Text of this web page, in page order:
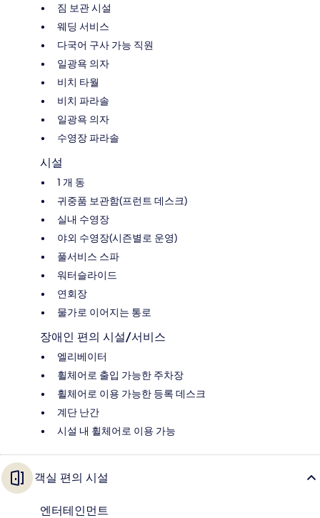
짐 보관 시설
웨딩 서비스
다국어 구사 가능 직원
일광욕 의자
비치 타월
비치 파라솔
일광욕 의자
수영장 파라솔
시설
1 개 동
귀중품 보관함(프런트 데스크)
실내 수영장
야외 수영장(시즌별로 운영)
풀서비스 스파
워터슬라이드
연회장
물가로 이어지는 통로
장애인 편의 시설/서비스
엘리베이터
휠체어로 출입 가능한 주차장
휠체어로 이용 가능한 등록 데스크
계단 난간
시설 내 휠체어로 이용 가능
객실 편의 시설
엔터테인먼트